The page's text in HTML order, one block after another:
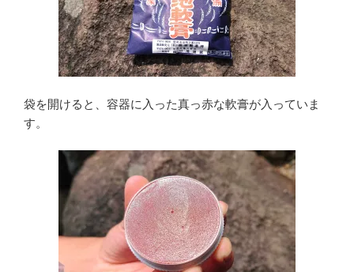
袋を開けると、容器に入った真っ赤な軟膏が入っていま
す。